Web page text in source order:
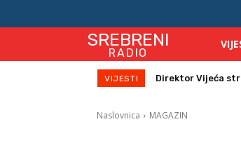
SREBRENI
RADIO
VIJESTI Zbog velikih
Naslovnica MAGAZIN